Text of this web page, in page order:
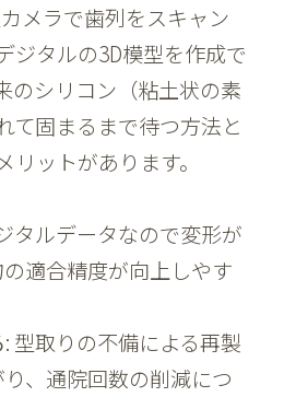
メラで歯列をスキャン
ジタルの3D模型を作成で
のシリコン（粘土状の素
て固まるまで待つ方法と
ットがあります。
タルデータなので変形が
適合精度が向上しやす
: 型取りの不備による再製
、通院回数の削減につ